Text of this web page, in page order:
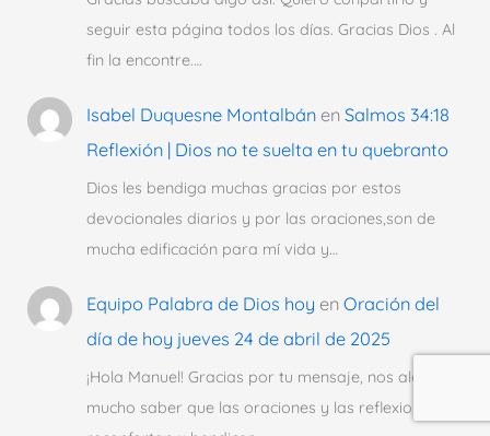
seguir esta página todos los días. Gracias Dios . Al
fin la encontre.…
Isabel Duquesne Montalbánen Salmos 34:18
Reflexión | Dios no te suelta en tu quebranto
Dios les bendiga muchas gracias por estos
devocionales diarios y por las oraciones,son de
mucha edificación para mí vida y…
Equipo Palabra de Dios hoy en Oración del
día de hoy jueves 24 de abril de 2025
¡Hola Manuel! Gracias por tu mensaje, nos alegra
mucho saber que las oraciones y las reflexiones te